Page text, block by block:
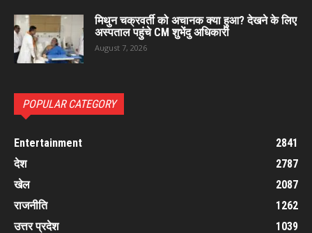
मिथुन चक्रवर्ती को अचानक क्या हुआ? देखने के लिए
अस्पताल पहुंचे CM शुभेंदु अधिकारी
August 7, 2026
POPULAR CATEGORY
Entertainment
2841
देश
2787
खेल
2087
राजनीति
1262
उत्तर प्रदेश
1039